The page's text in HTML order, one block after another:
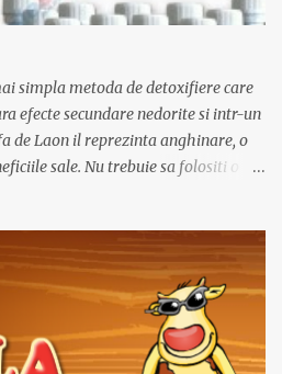
simpla metoda de detoxifiere care
efecte secundare nedorite si intr-un
de Laon il reprezinta anghinare, o
sale. Nu trebuie sa folositi o